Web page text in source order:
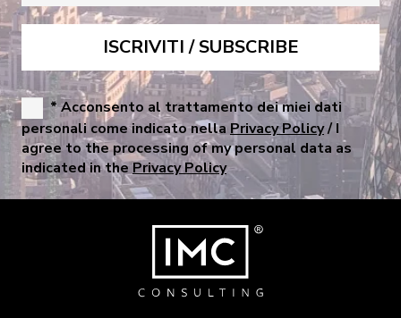
* Acconsento al trattamento dei miei dati
personali come indicato nella Privacy Policy/ I
agree to the processing of my personal data as
indicated in thePrivacy Policy